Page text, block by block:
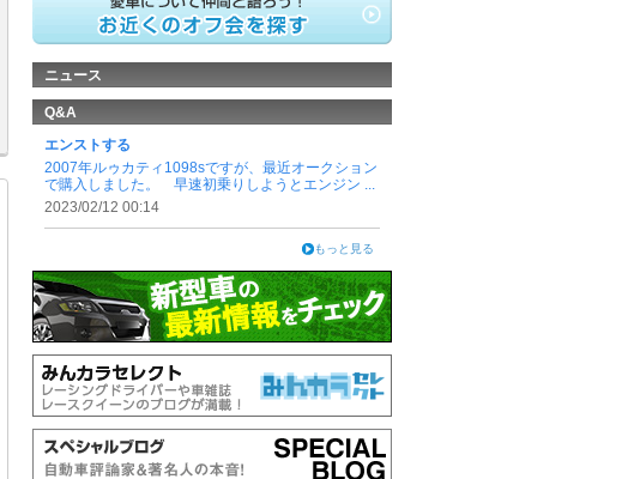
ニュース
Q&A
エンストする
2007年ルゥカティ1098sですが、最近オークション
で購入しました。 早速初乗りしようとエンジン ...
2023/02/12 00:14
もっと見る